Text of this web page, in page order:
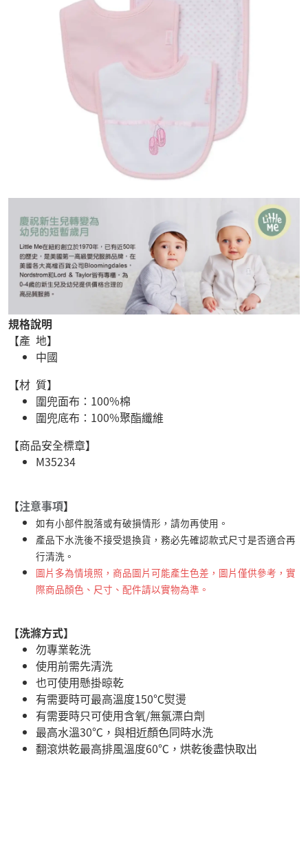
規格說明
【產 地】
中國
【材 質】
圍兜面布：100%棉
圍兜底布：100%聚酯纖維
【商品安全標章】
M35234
【注意事項】
如有小部件脫落或有破損情形，請勿再使用。
產品下水洗後不接受退換貨，務必先確認款式尺寸是否適合再
行清洗。
圖片多為情境照，商品圖片可能產生色差，圖片僅供參考，實
際商品顏色、尺寸、配件請以實物為準。
【洗滌方式】
勿專業乾洗
使用前需先清洗
也可使用懸掛晾乾
有需要時可最高溫度150℃熨燙
有需要時只可使用含氧/無氯漂白劑
最高水溫30℃，與相近顏色同時水洗
翻滾烘乾最高排風溫度60℃，烘乾後盡快取出